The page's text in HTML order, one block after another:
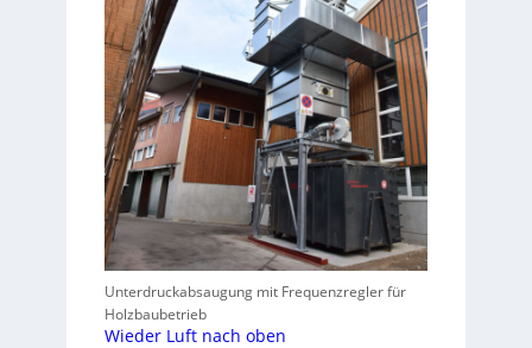
Unterdruckabsaugung mit Frequenzregler für
Holzbaubetrieb
Wieder Luft nach oben